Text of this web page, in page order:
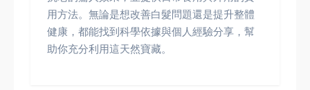
用方法。無論是想改善白髮問題還是提升整體
健康，都能找到科學依據與個人經驗分享，幫
助你充分利用這天然寶藏。